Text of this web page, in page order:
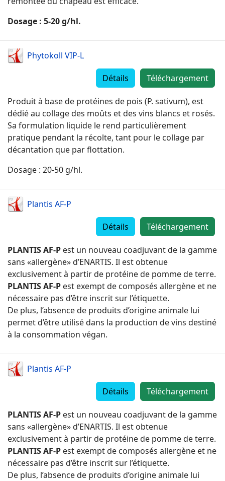
Dosage : 5-20 g/hl.
Phytokoll VIP-L
Téléchargement
Détails
Produit à base de protéines de pois (P. sativum), est
dédié au collage des moûts et des vins blancs et rosés.
Sa formulation liquide le rend particulièrement
pratique pendant la récolte, tant pour le collage par
décantation que par flottation.
Dosage : 20-50 g/hl.
Plantis AF-P
Téléchargement
Détails
PLANTIS AF-P est un nouveau coadjuvant de la gamme
sans «allergène» d’ENARTIS. Il est obtenue
exclusivement à partir de protéine de pomme de terre.
PLANTIS AF-P est exempt de composés allergène et ne
nécessaire pas d’être inscrit sur l’étiquette.
De plus, l’absence de produits d’origine animale lui
permet d’être utilisé dans la production de vins destiné
à la consommation végan.
Plantis AF-P
Téléchargement
Détails
PLANTIS AF-P est un nouveau coadjuvant de la gamme
sans «allergène» d’ENARTIS. Il est obtenue
exclusivement à partir de protéine de pomme de terre.
PLANTIS AF-P est exempt de composés allergène et ne
nécessaire pas d’être inscrit sur l’étiquette.
De plus, l’absence de produits d’origine animale lui